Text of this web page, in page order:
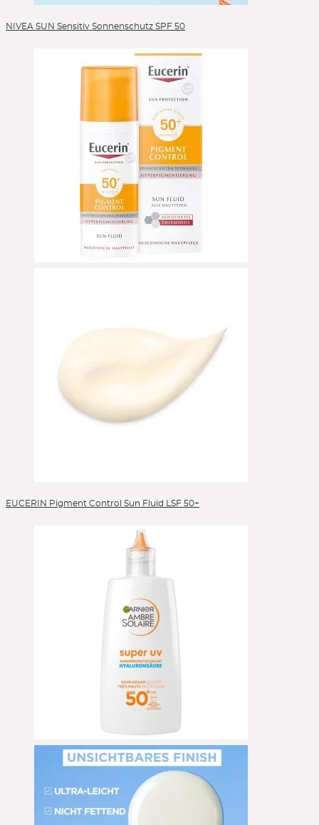
NIVEA SUN Sensitiv Sonnenschutz SPF 50
EUCERIN Pigment Control Sun Fluid LSF 50+